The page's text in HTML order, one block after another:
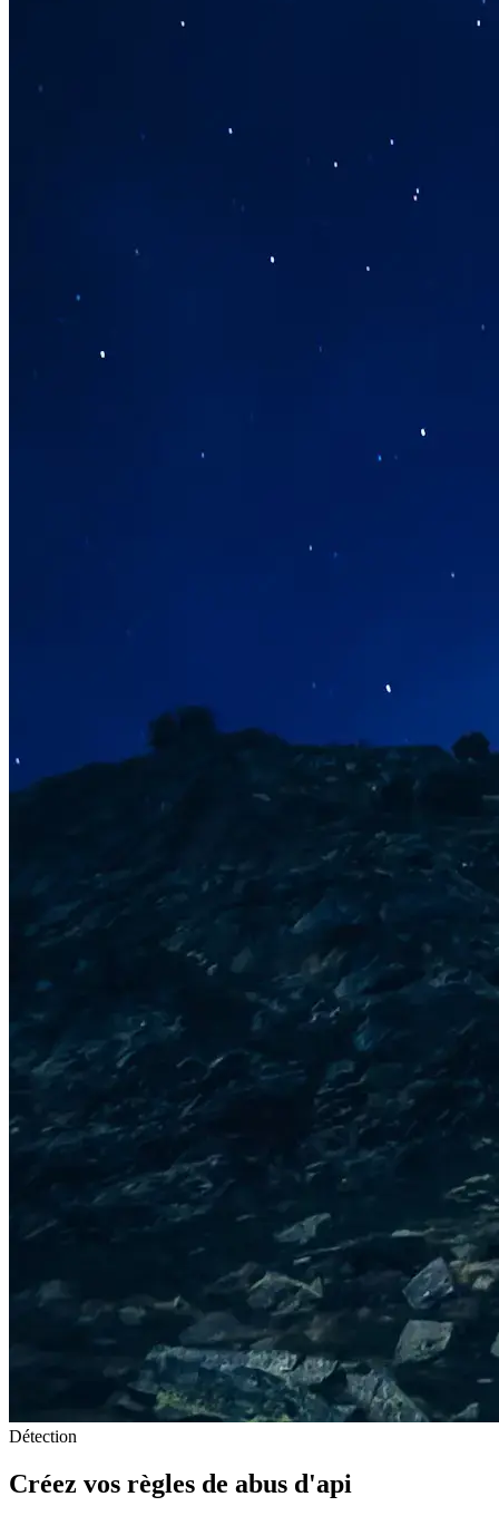
Détection
Créez vos règles de abus d'api